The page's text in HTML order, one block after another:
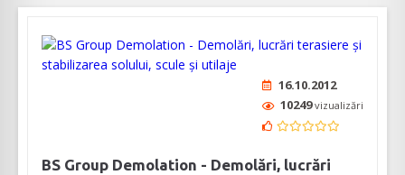
16.10.2012
10249vizualizări
BS Group Demolation - Demolări, lucrări